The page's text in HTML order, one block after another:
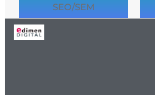
SEO/SEM